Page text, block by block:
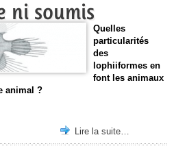
ni soumis
Quelles
particularités
des
lophiiformes en
font les animaux
animal ?
Lire la suite…